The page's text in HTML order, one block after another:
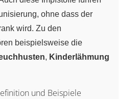
ohne dass der
wird. Zu den
beispielsweise die
, Kinderlähmung
und Beispiele